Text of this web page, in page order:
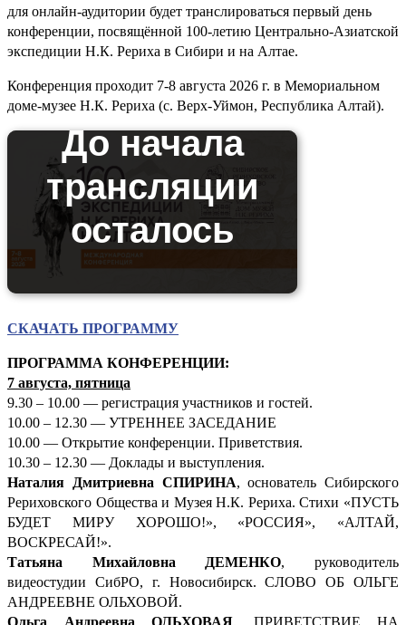
для онлайн-аудитории будет транслироваться первый день
конференции, посвящённой 100-летию Центрально-Азиатской
экспедиции Н.К. Рериха в Сибири и на Алтае.
Конференция проходит 7-8 августа 2026 г. в Мемориальном
доме-музее Н.К. Рериха (с. Верх-Уймон, Республика Алтай).
СКАЧАТЬ ПРОГРАММУ
ПРОГРАММА КОНФЕРЕНЦИИ:
7 августа, пятница
9.30 – 10.00 — регистрация участников и гостей.
10.00 – 12.30 — УТРЕННЕЕ ЗАСЕДАНИЕ
10.00 — Открытие конференции. Приветствия.
10.30 – 12.30 — Доклады и выступления.
Наталия Дмитриевна СПИРИНА, основатель Сибирского
Рериховского Общества и Музея Н.К. Рериха. Стихи «ПУСТЬ
БУДЕТ МИРУ ХОРОШО!», «РОССИЯ», «АЛТАЙ,
ВОСКРЕСАЙ!».
Татьяна Михайловна ДЕМЕНКО, руководитель
видеостудии СибРО, г. Новосибирск. СЛОВО ОБ ОЛЬГЕ
АНДРЕЕВНЕ ОЛЬХОВОЙ.
Ольга Андреевна ОЛЬХОВАЯ. ПРИВЕТСТВИЕ НА